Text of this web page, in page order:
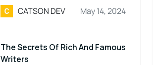
CATSON DEV
May 14, 2024
The Secrets Of Rich And Famous
Writers